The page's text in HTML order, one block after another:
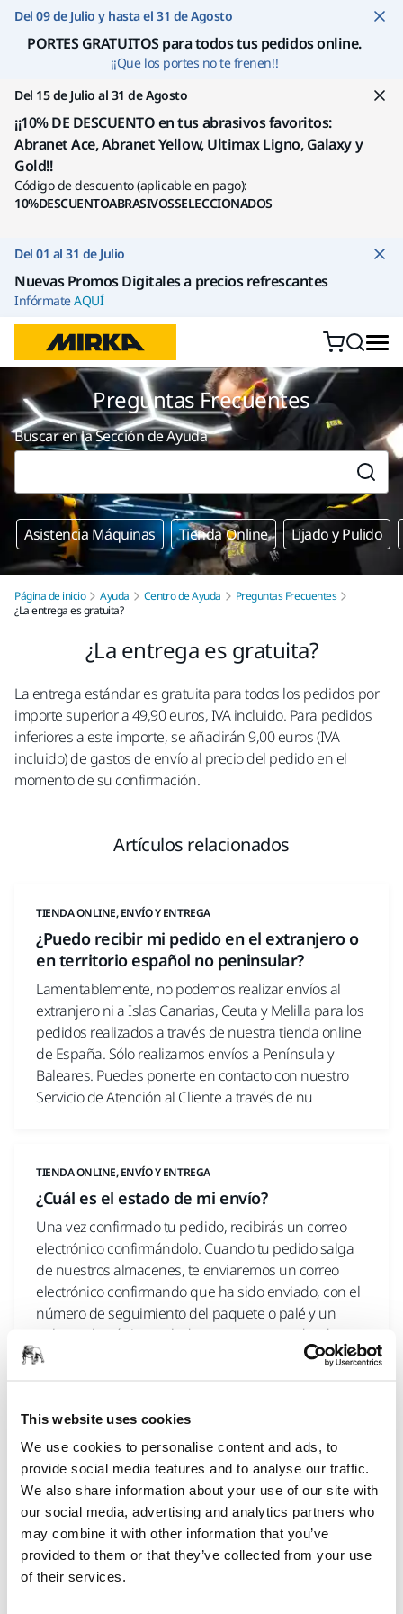
This website uses cookies
We use cookies to personalise content and ads, to
provide social media features and to analyse our traffic.
We also share information about your use of our site with
our social media, advertising and analytics partners who
may combine it with other information that you’ve
provided to them or that they’ve collected from your use
of their services.
Ir a contenido
Del 09 de Julio y hasta el 31 de Agosto
PORTES GRATUITOS para todos tus pedidos online.
¡¡Que los portes no te frenen!!
Del 15 de Julio al 31 de Agosto
¡¡10% DE DESCUENTO en tus abrasivos favoritos:
Abranet Ace, Abranet Yellow, Ultimax Ligno, Galaxy y
Gold!!
Código de descuento (aplicable en pago):
10%DESCUENTOABRASIVOSSELECCIONADOS
Del 01 al 31 de Julio
Nuevas Promos Digitales a precios refrescantes
InfórmateAQUÍ
Preguntas Frecuentes
Buscar en la Sección de Ayuda
Asistencia Máquinas Tienda Online Lijado y Pulido
Página de inicio Ayuda Centro de Ayuda
Preguntas Frecuentes
¿La entrega es gratuita?
¿La entrega es gratuita?
La entrega estándar es gratuita para todos los pedidos por
importe superior a 49,90 euros, IVA incluido. Para pedidos
inferiores a este importe, se añadirán 9,00 euros (IVA
incluido) de gastos de envío al precio del pedido en el
momento de su confirmación.
Artículos relacionados
TIENDA ONLINE, ENVÍO Y ENTREGA
¿Puedo recibir mi pedido en el extranjero o
en territorio español no peninsular?
Lamentablemente, no podemos realizar envíos al
extranjero ni a Islas Canarias, Ceuta y Melilla para los
pedidos realizados a través de nuestra tienda online
de España. Sólo realizamos envíos a Península y
Baleares. Puedes ponerte en contacto con nuestro
Servicio de Atención al Cliente a través de nu
TIENDA ONLINE, ENVÍO Y ENTREGA
¿Cuál es el estado de mi envío?
Una vez confirmado tu pedido, recibirás un correo
electrónico confirmándolo. Cuando tu pedido salga
de nuestros almacenes, te enviaremos un correo
electrónico confirmando que ha sido enviado, con el
número de seguimiento del paquete o palé y un
enlace a la página web de nuestro proveedor de
servicio
¿Qué plazo de entrega tiene mi pedido?
Para los paquetes, el plazo de entrega estimado es
de 48h-72h según el destino, y para los palés de 3 a
5 días a partir de la fecha y hora de confirmación del
pedido. Las salidas se realizan de lunes a viernes,
excepto los días festivos. En este caso, el plazo de